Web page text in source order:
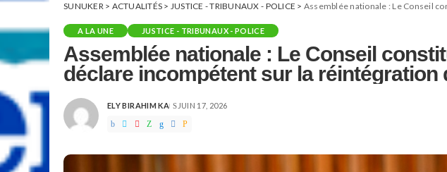
SUNUKER> ACTUALITÉS > JUSTICE - TRIBUNAUX - POLICE > Assemblée nationale : Le Conseil constitutionnel se
A LA UNE JUSTICE - TRIBUNAUX - POLICE
Assemblée nationale : Le Conseil
déclare incompétent sur la réintégration
Sonko
POSTED
BY
ELY BIRAHIM KA JUIN 17, 2026